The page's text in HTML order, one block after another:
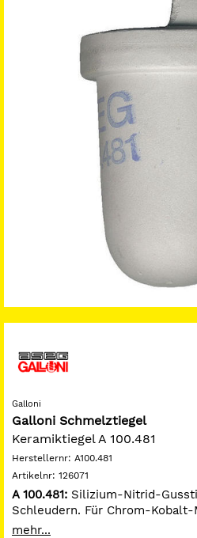
Galloni
Galloni Schmelztiegel
Keramiktiegel A 100.481
Herstellernr: A100.481
Artikelnr: 126071
A 100.481: Silizium-Nitrid-
Schleudern. Für Chrom-
Hohe Festigkeit und lange
mehr...